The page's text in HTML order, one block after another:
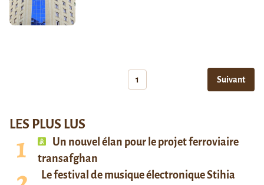
1 Suivant
LES PLUS LUS
Un nouvel élan pour le projet ferroviaire
transafghan
Le festival de musique électronique Stihia